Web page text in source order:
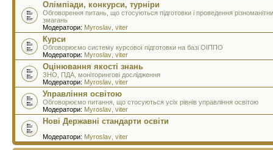
Олімпіади, конкурси, турніри
Обговорення питань, що стосуються підготовки і проведення
змагань
Модератори: Myroslav viter
Курси
Обговорюємо систему курсової підготовки на базі ОІППО
Модератори: Myroslav viter
Оцінювання якості знань
ЗНО, ПДА, моніторингові дослідження
Модератори: Myroslav viter
Управління освітою
Обговорюємо питання, що стосуються усіх рівнів управління освітою
Модератори: Myroslav viter
Нові Державні стандарти освіти
Модератори: Myroslav viter